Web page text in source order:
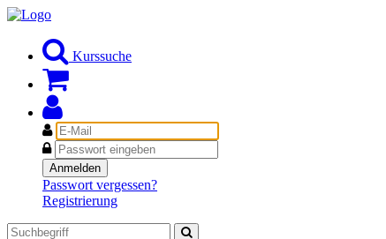
Kurssuche
E-
Mail
Passwort
Anmelden
Passwort vergessen?
Registrierung